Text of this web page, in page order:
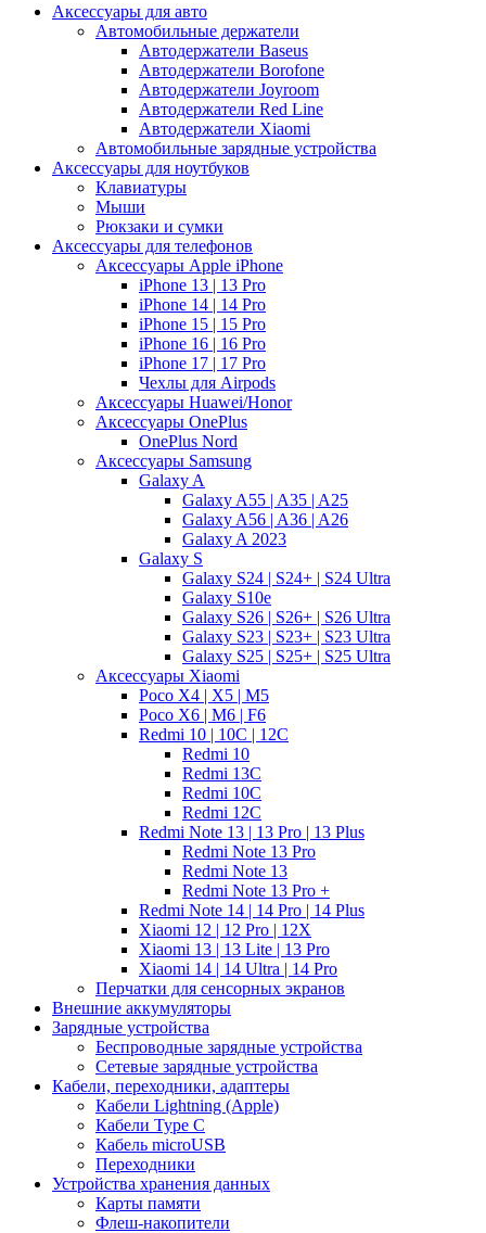
Аксессуары для авто
Автомобильные держатели
Автодержатели Baseus
Автодержатели Borofone
Автодержатели Joyroom
Автодержатели Red Line
Автодержатели Xiaomi
Автомобильные зарядные устройства
Аксессуары для ноутбуков
Клавиатуры
Мыши
Рюкзаки и сумки
Аксессуары для телефонов
Аксессуары Apple iPhone
iPhone 13 | 13 Pro
iPhone 14 | 14 Pro
iPhone 15 | 15 Pro
iPhone 16 | 16 Pro
iPhone 17 | 17 Pro
Чехлы для Airpods
Аксессуары Huawei/Honor
Аксессуары OnePlus
OnePlus Nord
Аксессуары Samsung
Galaxy A
Galaxy A55 | A35 | A25
Galaxy A56 | A36 | A26
Galaxy A 2023
Galaxy S
Galaxy S24 | S24+ | S24 Ultra
Galaxy S10e
Galaxy S26 | S26+ | S26 Ultra
Galaxy S23 | S23+ | S23 Ultra
Galaxy S25 | S25+ | S25 Ultra
Аксессуары Xiaomi
Poco X4 | X5 | M5
Poco X6 | M6 | F6
Redmi 10 | 10C | 12C
Redmi 10
Redmi 13C
Redmi 10C
Redmi 12C
Redmi Note 13 | 13 Pro | 13 Plus
Redmi Note 13 Pro
Redmi Note 13
Redmi Note 13 Pro +
Redmi Note 14 | 14 Pro | 14 Plus
Xiaomi 12 | 12 Pro | 12X
Xiaomi 13 | 13 Lite | 13 Pro
Xiaomi 14 | 14 Ultra | 14 Pro
Перчатки для сенсорных экранов
Внешние аккумуляторы
Зарядные устройства
Беспроводные зарядные устройства
Сетевые зарядные устройства
Кабели, переходники, адаптеры
Кабели Lightning (Apple)
Кабели Type C
Кабель microUSB
Переходники
Устройства хранения данных
Карты памяти
Флеш-накопители